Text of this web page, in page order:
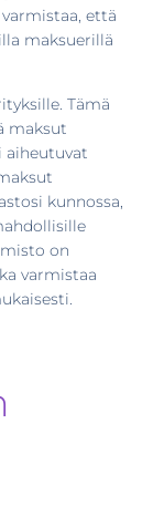
että
maksuerillä
Tämä
maksut
aiheutuvat
kunnossa,
on
varmistaa